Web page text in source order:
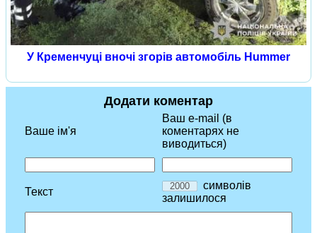
У Кременчуці вночі згорів автомобіль Hummer
Додати коментар
Ваше ім'я
Ваш e-mail (в
коментарях не
виводиться)
Текст
символів
залишилося